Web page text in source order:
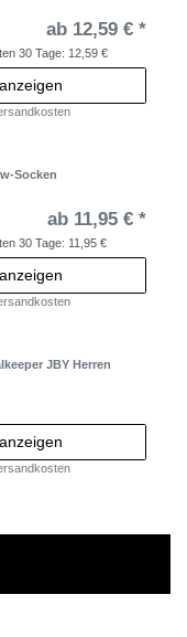
ab 12,59 € *
30 Tage: 12,59 €
Socken
ab 11,95 € *
30 Tage: 11,95 €
JBY Herren